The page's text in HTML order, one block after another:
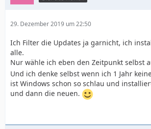
29. Dezember 2019 um 22:50
Ich Filter die Updates ja garnicht, ich
alle.
Nur wähle ich eben den Zeitpunkt selbst
Und ich denke selbst wenn ich 1 Jahr
ist Windows schon so schlau und
und dann die neuen.